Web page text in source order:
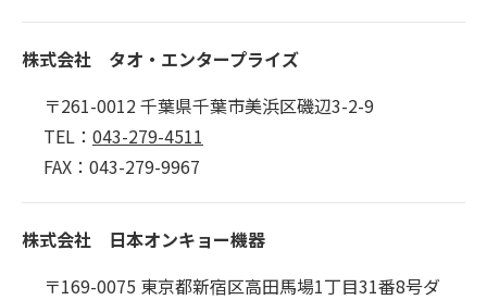
株式会社 タオ・エンタープライズ
〒261-0012 千葉県千葉市美浜区磯辺3-2-9
TEL： 043-279-4511
FAX：043-279-9967
株式会社 日本オンキョー機器
〒169-0075 東京都新宿区高田馬場1丁目31番8号ダ